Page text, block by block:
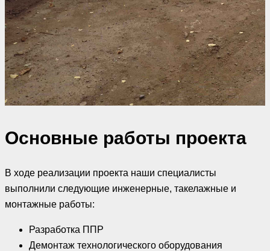
Основные работы проекта
В ходе реализации проекта наши специалисты
выполнили следующие инженерные, такелажные и
монтажные работы:
Разработка ППР
Демонтаж технологического оборудования